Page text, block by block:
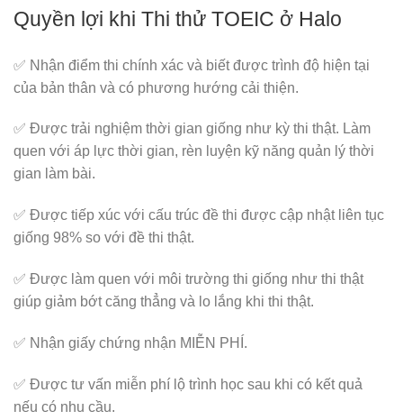
Quyền lợi khi Thi thử TOEIC ở Halo
✅ Nhận điểm thi chính xác và biết được trình độ hiện tại
của bản thân và có phương hướng cải thiện.
✅ Được trải nghiệm thời gian giống như kỳ thi thật. Làm
quen với áp lực thời gian, rèn luyện kỹ năng quản lý thời
gian làm bài.
✅ Được tiếp xúc với cấu trúc đề thi được cập nhật liên tục
giống 98% so với đề thi thật.
✅ Được làm quen với môi trường thi giống như thi thật
giúp giảm bớt căng thẳng và lo lắng khi thi thật.
✅ Nhận giấy chứng nhận MIỄN PHÍ.
✅ Được tư vấn miễn phí lộ trình học sau khi có kết quả
nếu có nhu cầu.